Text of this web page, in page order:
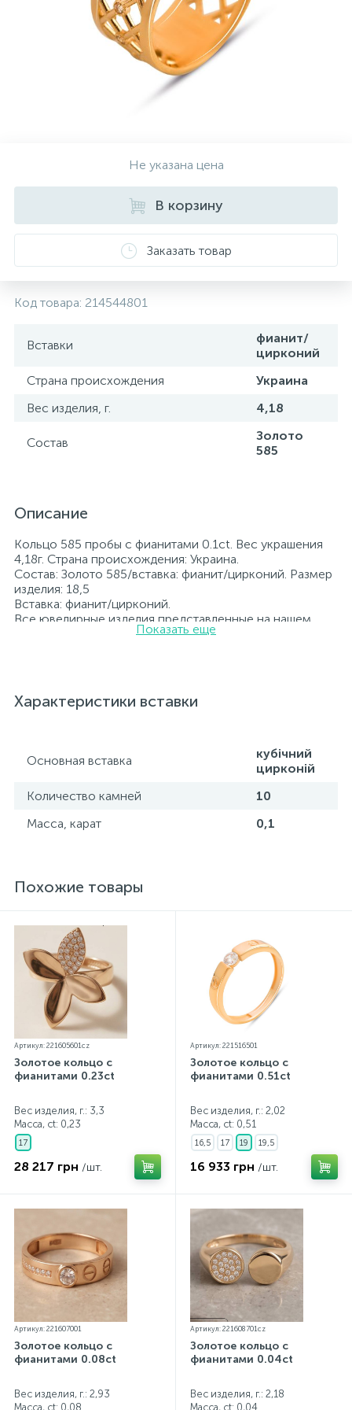
Не указана цена
В корзину
Заказать товар
Код товара: 214544801
Вставки
фианит/
цирконий
Страна происхождения
Украина
Вес изделия, г.
4,18
Состав
Золото
585
Описание
Кольцо 585 пробы с фианитами 0.1ct. Вес украшения
4,18г. Страна происхождения: Украина.
Состав: Золото 585/вставка: фианит/цирконий. Размер
изделия: 18,5
Вставка: фианит/цирконий.
Все ювелирные изделия представленные на нашем
сайте прошли внутренний контроль качества, а также
прилагаются бирка с указанием всех
параметров.*Цвета изделий на сайте могут
Показать еще
Характеристики вставки
Основная вставка
кубічний
цирконій
Количество камней
10
Масса, карат
0,1
Похожие товары
Артикул: 221605601cz
Золотое кольцо с
фианитами 0.23ct
Вес изделия, г.: 3,3
Масса, ct: 0,23
17
28 217 грн /шт.
Артикул: 221516501
Золотое кольцо с
фианитами 0.51ct
Вес изделия, г.: 2,02
Масса, ct: 0,51
16,5 17 19 19,5
16 933 грн /шт.
Артикул: 221607001
Золотое кольцо с
фианитами 0.08ct
Вес изделия, г.: 2,93
Масса, ct: 0,08
Артикул: 221608701cz
Золотое кольцо с
фианитами 0.04ct
Вес изделия, г.: 2,18
Масса, ct: 0,04
Серебряные колье
Серебряные цепочки
Серебряные сувениры